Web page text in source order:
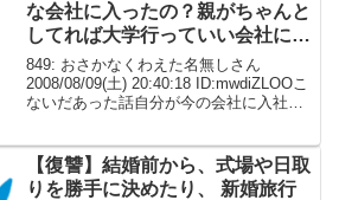
な会社に入ったの？親がちゃんと
してれば大学行っていい会社に入
れたのにね～」
849: おさかなくわえた名無しさん
2008/08/09(土) 20:40:18 ID:mwdiZLOOこ
ないだあった話自分が今の会社に入社す
が配属された所は40代...
【復讐】結婚前から、式場や日取
りを勝手に決めたり、 新婚旅行